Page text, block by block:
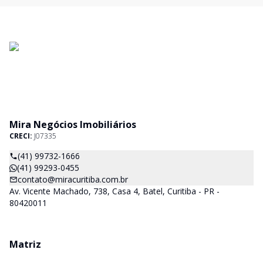
Mira Negócios Imobiliários
CRECI: J07335
(41) 99732-1666
(41) 99293-0455
contato@miracuritiba.com.br
Av. Vicente Machado, 738, Casa 4, Batel, Curitiba - PR -
80420011
Matriz